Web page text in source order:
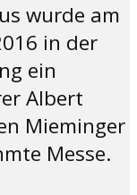
wurde am
in der
ein
Albert
Mieminger
Messe.